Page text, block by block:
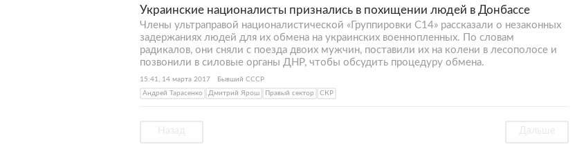
Украинские националисты признались в похищении людей в Донбассе
Члены ультраправой националистической «Группировки С14» рассказали о незаконных
задержаниях людей для их обмена на украинских военнопленных. По словам
радикалов, они сняли с поезда двоих мужчин, поставили их на колени в лесополосе и
позвонили в силовые органы ДНР, чтобы обсудить процедуру обмена.
15:41, 14 марта 2017
Бывший СССР
Андрей Тарасенко
Дмитрий Ярош Правый сектор СКР